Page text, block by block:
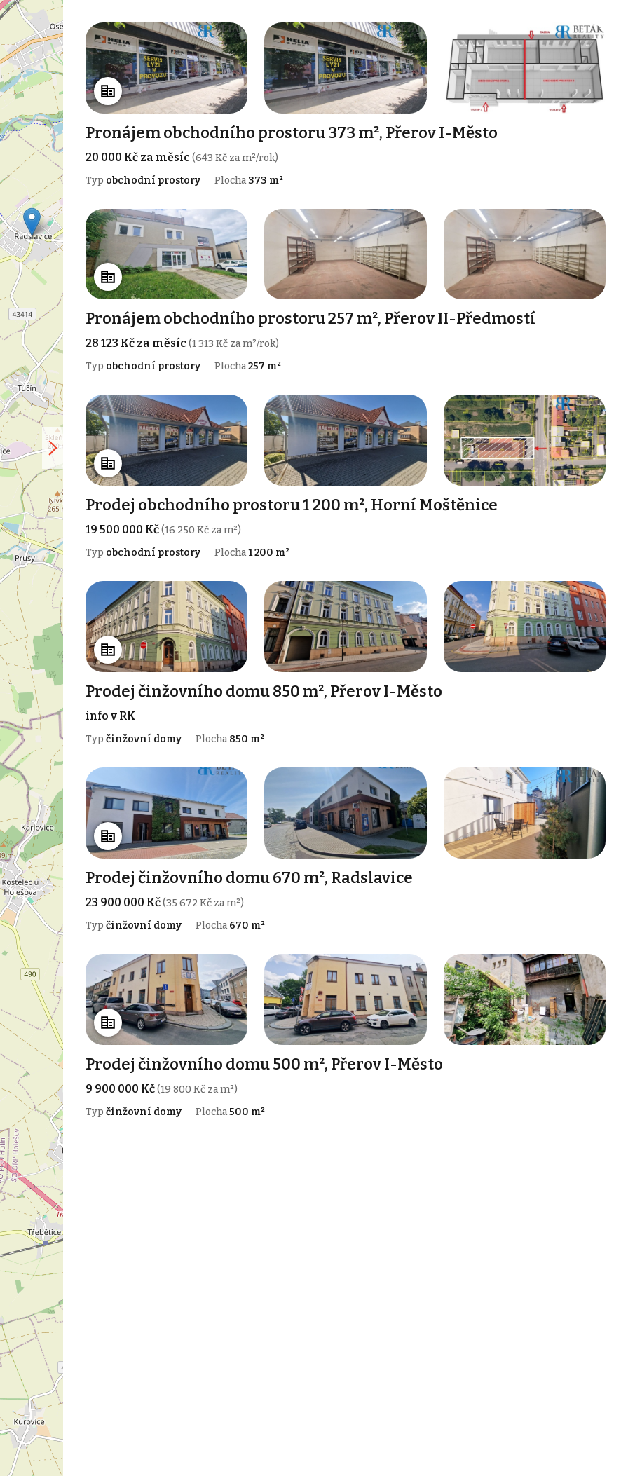
Pronájem obchodního prostoru 373 m², Přerov I-Město
20 000 Kč za měsíc(643 Kč za m²/rok)
Typ obchodní prostory Plocha 373 m²
Pronájem obchodního prostoru 257 m², Přerov II-Předmostí
28 123 Kč za měsíc(1 313 Kč za m²/rok)
Typ obchodní prostory Plocha257 m²
Prodej obchodního prostoru 1 200 m², Horní Moštěnice
19 500 000 Kč(16 250 Kč za m²)
Typ obchodní prostory Plocha1 200 m²
Prodej činžovního domu 850 m², Přerov I-Město
info v RK
Typ činžovní domy Plocha 850 m²
Prodej činžovního domu 670 m², Radslavice
23 900 000 Kč(35 672 Kč za m²)
Typ činžovní domy Plocha 670 m²
Prodej činžovního domu 500 m², Přerov I-Město
9 900 000 Kč(19 800 Kč za m²)
Typ činžovní domy Plocha500 m²